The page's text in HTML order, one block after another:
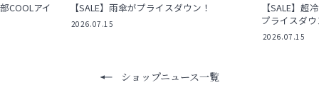
COOLアイ 【SALE】雨傘がプライスダウン！
2026.07.15
【SALE】超
プライスダ
2026.07.15
ショップニュース一覧